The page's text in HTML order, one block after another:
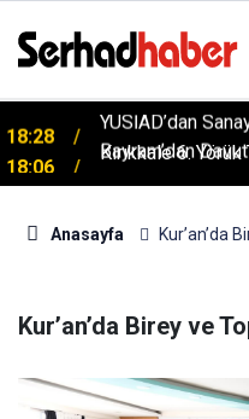
18:28
Bayram’dan
18:06
Kırıkkale 6.
Hedef Küresel
Anasayfa Kur’an’da
Kur’an’da Birey ve